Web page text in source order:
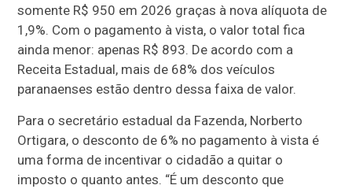
somente R$ 950 em 2026 graças à nova alíquota de
1,9%. Com o pagamento à vista, o valor total fica
ainda menor: apenas R$ 893. De acordo com a
Receita Estadual, mais de 68% dos veículos
paranaenses estão dentro dessa faixa de valor.
Para o secretário estadual da Fazenda, Norberto
Ortigara, o desconto de 6% no pagamento à vista é
uma forma de incentivar o cidadão a quitar o
imposto o quanto antes. “É um desconto que